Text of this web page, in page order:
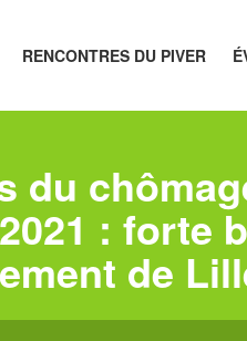
RENCONTRES DU PIVER
du
: forte
de